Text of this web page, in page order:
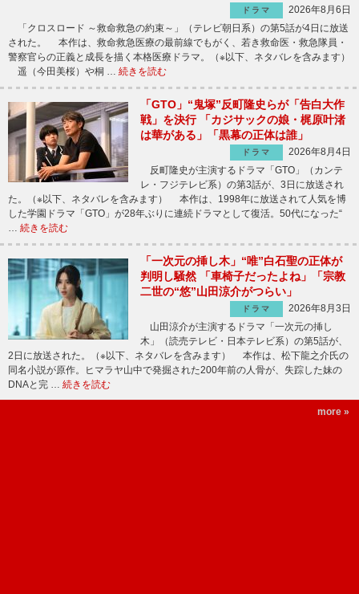
ドラマ
2026年8月6日
「クロスロード ～救命救急の約束～」（テレビ朝日系）の第5話が4日に放送
された。 本作は、救命救急医療の最前線でもがく、若き救命医・救急隊員・
警察官らの正義と成長を描く本格医療ドラマ。（※以下、ネタバレを含みます）
遥（今田美桜）や桐 … 続きを読む
「GTO」“鬼塚”反町隆史らが「告白大作
戦」を決行 「カジサックの娘・梶原叶渚
は華がある」「黒幕の正体は誰」
ドラマ
2026年8月4日
反町隆史が主演するドラマ「GTO」（カンテ
レ・フジテレビ系）の第3話が、3日に放送され
た。（※以下、ネタバレを含みます） 本作は、1998年に放送されて人気を博
した学園ドラマ「GTO」が28年ぶりに連続ドラマとして復活。50代になった“
続きを読む
「一次元の挿し木」“唯”白石聖の正体が
判明し騒然 「車椅子だったよね」「宗教
二世の“悠”山田涼介がつらい」
ドラマ
2026年8月3日
山田涼介が主演するドラマ「一次元の挿し
木」（読売テレビ・日本テレビ系）の第5話が、
2日に放送された。（※以下、ネタバレを含みます） 本作は、松下龍之介氏の
同名小説が原作。ヒマラヤ山中で発掘された200年前の人骨が、失踪した妹の
DNAと完 … 続きを読む
more »